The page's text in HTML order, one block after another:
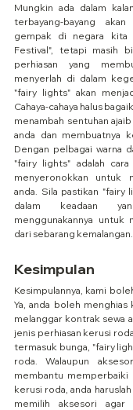
Mungkin ada dalam
terbayang-bayang
gempak di negara
Festival", tetapi masih
perhiasan yang
menyerlah di dalam
"fairy lights" akan
Cahaya-cahaya halus
menambah sentuhan
anda dan membuatnya
Dengan pelbagai warna
"fairy lights" adalah
menyeronokkan untuk
anda. Sila pastikan "fairy
dalam keadaan
menggunakannya untuk
dari sebarang kemalangan.
Kesimpulan
Kesimpulannya, kami
Ya, anda boleh
melanggar kontrak sewa
jenis perhiasan kerusi
termasuk bunga, "fairy
roda. Walaupun
membantu memperbaiki
kerusi roda, anda
memilih aksesori agar